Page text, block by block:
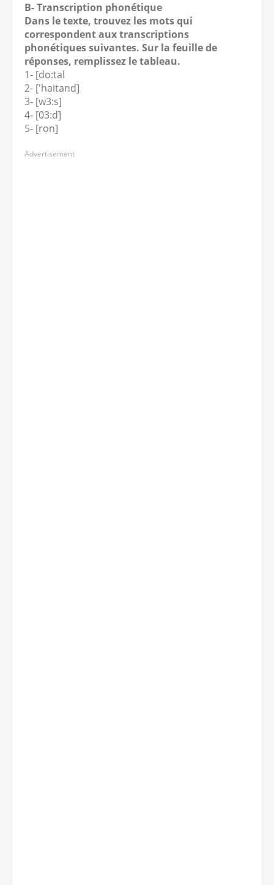
B- Transcription phonétique
Dans le texte, trouvez les mots qui
correspondent aux transcriptions
phonétiques suivantes. Sur la feuille de
réponses, remplissez le tableau.
1- [do:tal
2- ['haitand]
3- [w3:s]
4- [03:d]
5- [ron]
Advertisement